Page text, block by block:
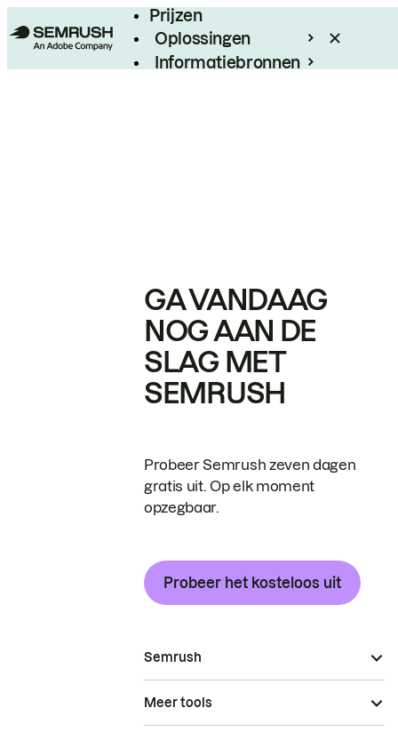
Prijzen
Oplossingen
Informatiebronnen
GA VANDAAG
NOG AAN DE
SLAG MET
SEMRUSH
Probeer Semrush zeven dagen
gratis uit. Op elk moment
opzegbaar.
Probeer het kosteloos uit
Semrush
Meer tools